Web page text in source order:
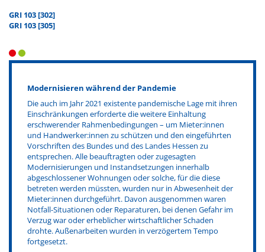
GRI 103 [302]
GRI 103 [305]
Modernisieren während der Pandemie
Die auch im Jahr 2021 existente pandemische Lage mit ihren
Einschränkungen erforderte die weitere Einhaltung
erschwerender Rahmenbedingungen – um Mieter:innen
und Handwerker:innen zu schützen und den eingeführten
Vorschriften des Bundes und des Landes Hessen zu
entsprechen. Alle beauftragten oder zugesagten
Modernisierungen und Instandsetzungen innerhalb
abgeschlossener Wohnungen oder solche, für die diese
betreten werden müssten, wurden nur in Abwesenheit der
Mieter:innen durchgeführt. Davon ausgenommen waren
Notfall-Situationen oder Reparaturen, bei denen Gefahr im
Verzug war oder erheblicher wirtschaftlicher Schaden
drohte. Außenarbeiten wurden in verzögertem Tempo
fortgesetzt.